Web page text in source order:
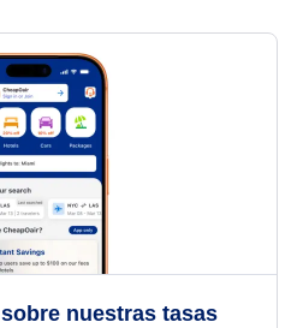
sobre nuestras tasas